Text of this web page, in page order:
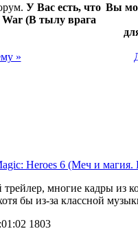
У Вас есть, что
War (В тылу врага
»
Вы
Heroes 6 (Меч и магия.
многие кадры из
бы из-за классной
1803